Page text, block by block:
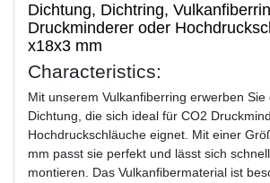
Dichtung, Dichtring,
Druckminderer oder
x18x3 mm
Characteristics:
Mit unserem Vulkanfiberring erwerben
Dichtung, die sich ideal für CO2
Hochdruckschläuche eignet. Mit einer
mm passt sie perfekt und lässt sich
montieren. Das Vulkanfibermaterial ist